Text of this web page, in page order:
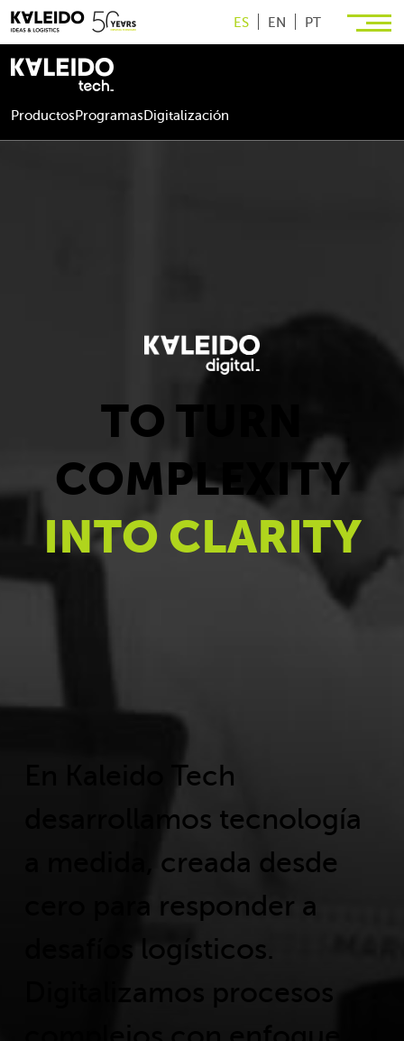
ES EN PT
Productos Programas Digitalización
TO TURN
COMPLEXITY
INTO CLARITY
En Kaleido Tech
desarrollamos tecnología
a medida, creada desde
cero para responder a
desafíos logísticos.
Digitalizamos procesos